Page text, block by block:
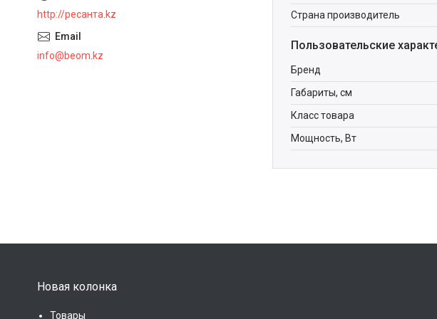
Страна производитель
Пользовательские
Бренд
Габариты, см
Класс товара
Мощность, Вт
http://ресанта.kz
info@beom.kz
Новая колонка
Товары